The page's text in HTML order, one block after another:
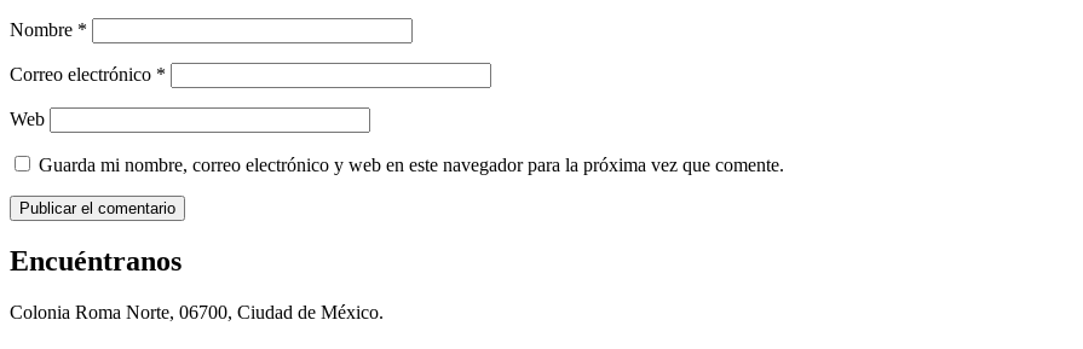
Nombre *
Correo electrónico *
Web
Guarda mi nombre, correo electrónico y web en este navegador para la próxima vez que comente.
Encuéntranos
Colonia Roma Norte, 06700, Ciudad de México.